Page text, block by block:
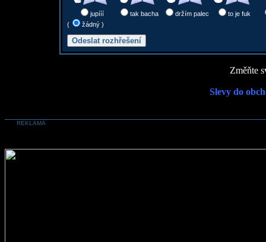
jupííí tak bacha držím palec
to je fuk
(
žádný )
Změňte
Slevy do
REKLAMA